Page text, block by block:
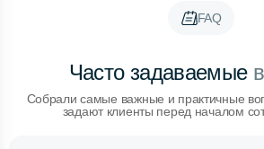
FAQ
Часто задаваемые
Собрали самые важные и практичные
задают клиенты перед началом